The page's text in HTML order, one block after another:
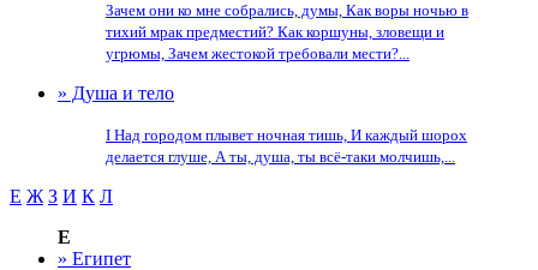
Зачем они ко мне собрались, думы, Как воры ночью в
тихий мрак предместий? Как коршуны, зловещи и
угрюмы, Зачем жестокой требовали мести?...
» Душа и тело
I Над городом плывет ночная тишь, И каждый шорох
делается глуше, А ты, душа, ты всё-таки молчишь,...
Е Ж З И К Л
Е
» Египет